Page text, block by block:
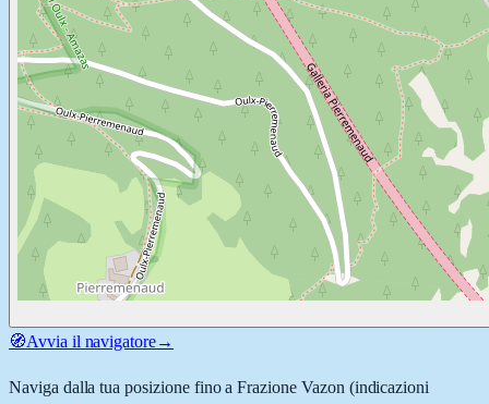
🧭Avvia il navigatore→
Naviga dalla tua posizione fino aFrazione Vazon (indicazioni